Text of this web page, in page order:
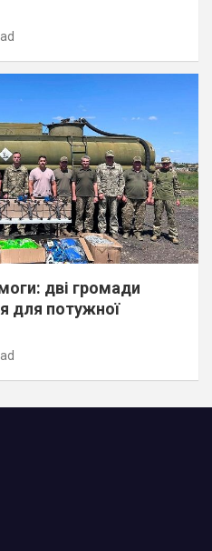
дві громади
для потужної